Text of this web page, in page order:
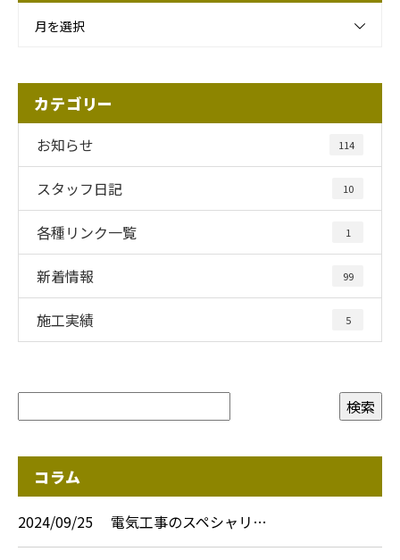
月を選択
カテゴリー
お知らせ 114
スタッフ日記 10
各種リンク一覧 1
新着情報 99
施工実績 5
コラム
2024/09/25 電気工事のスペシャリ…